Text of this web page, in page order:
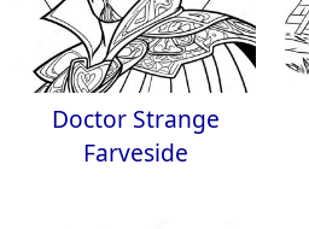
Doctor Strange
Farveside